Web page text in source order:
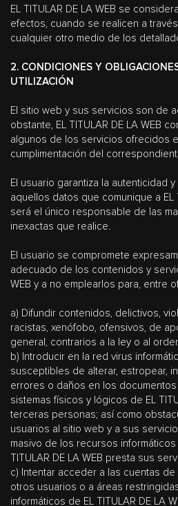
EL TITULAR DE LA WEB se
efectos, cuando se realicen a
cualquier otro medio de los
2. CONDICIONES Y
UTILIZACIÓN
El sitio web y sus servicios son de
obstante, EL TITULAR DE LA WEB
algunos de los servicios ofrecidos
cumplimentación del
El usuario garantiza la autenticidad
aquellos datos que comunique a EL
será el único responsable de las
inexactas que realice.
El usuario se compromete
adecuado de los contenidos y
WEB y a no emplearlos para, entre
a) Difundir contenidos, delictivos,
racistas, xenófobo, ofensivos, de
general, contrarios a la ley o al
b) Introducir en la red virus
susceptibles de alterar, estropear,
errores o daños en los
sistemas físicos y lógicos de EL
terceras personas; así como
usuarios al sitio web y a sus
masivo de los recursos
TITULAR DE LA WEB presta sus
c) Intentar acceder a las cuentas
otros usuarios o a áreas
informáticos de EL TITULAR DE LA